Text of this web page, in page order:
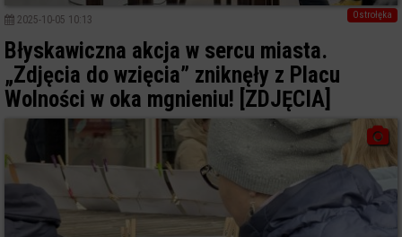
Ostrołęka
2025-10-05 10:13
Błyskawiczna akcja w sercu miasta.
„Zdjęcia do wzięcia” zniknęły z Placu
Wolności w oka mgnieniu! [ZDJĘCIA]